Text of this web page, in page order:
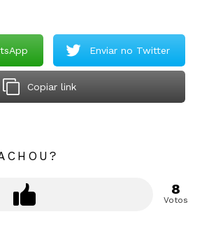
Enviar no Twitter
Copiar link
8
Votos